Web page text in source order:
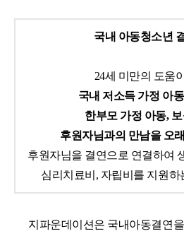
국내 아동청소년
24세 미만의 도움
국내 저소득 가정 아동
한부모 가정 아동,
후원자님과의 만남을 오
후원자님을 결연으로 연결하여
심리치료비 , 자립비를 지원하
지파운데이션은 국내아동결연